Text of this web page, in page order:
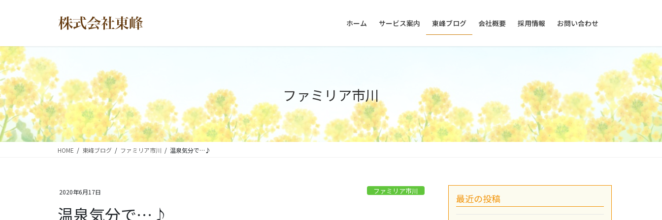
ツ
に
移
動
シ
ョ
ン
に
移
動
ホーム サービス案内 東峰ブログ 会社概要 採用情報 お問い合わせ
ファミリア市川
HOME 東峰ブログ ファミリア市川 温泉気分で…♪
2020年6月17日 ファミリア市川
温泉気分で…♪
最近の投稿